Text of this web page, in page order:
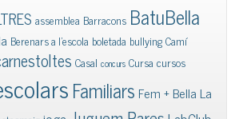
assemblea Barracons BatuBella
Berenars a l'escola boletada bullyingCamí
Casal concurs Cursa cursos
Familiars Fem + Bella La